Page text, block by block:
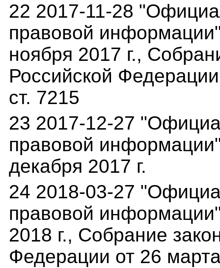
22 2017-11-28
правовой
ноября 2017 г.,
Российской
ст. 7215
23 2017-12-27
правовой
декабря 2017 г.
24 2018-03-27
правовой
2018 г., Собрание
Федерации от 26